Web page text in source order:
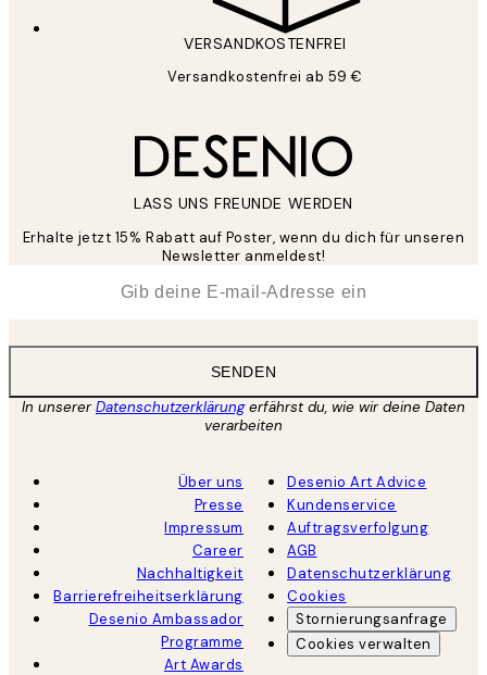
VERSANDKOSTENFREI
Versandkostenfrei ab 59 €
LASS UNS FREUNDE WERDEN
Erhalte jetzt 15% Rabatt auf Poster, wenn du dich für unseren
Newsletter anmeldest!
SENDEN
In unsererDatenschutzerklärungerfährst du, wie wir deine Daten
verarbeiten
Über uns
Presse
Impressum
Career
Nachhaltigkeit
Barrierefreiheitserklärung
Desenio Ambassador
Programme
Art Awards
Desenio Art Advice
Kundenservice
Auftragsverfolgung
AGB
Datenschutzerklärung
Cookies
Stornierungsanfrage
Cookies verwalten